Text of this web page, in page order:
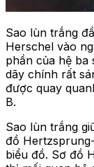
Sao lùn trắng
Herschel vào
phần của hệ ba
dãy chính rất
được quay
B.
Sao lùn trắng
đồ
biểu đồ. Sơ đồ